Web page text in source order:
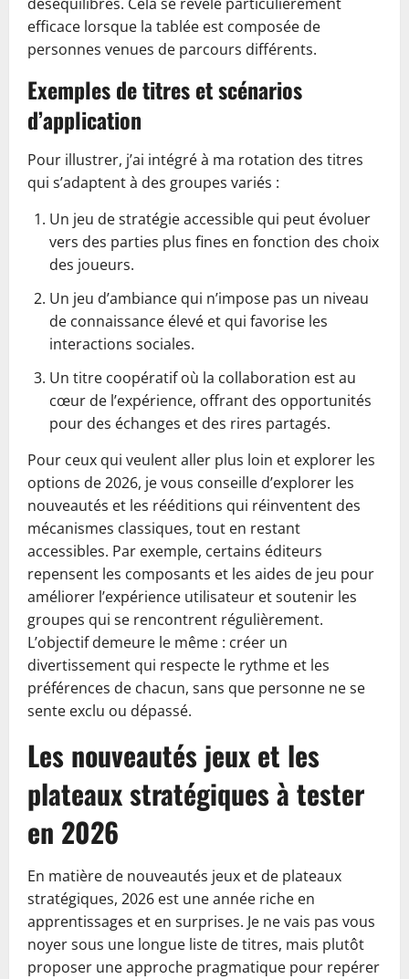
efficace lorsque la tablée est composée de
personnes venues de parcours différents.
Exemples de titres et scénarios
d’application
Pour illustrer, j’ai intégré à ma rotation des titres
qui s’adaptent à des groupes variés :
Un jeu de stratégie accessible qui peut évoluer
vers des parties plus fines en fonction des choix
des joueurs.
Un jeu d’ambiance qui n’impose pas un niveau
de connaissance élevé et qui favorise les
interactions sociales.
Un titre coopératif où la collaboration est au
cœur de l’expérience, offrant des opportunités
pour des échanges et des rires partagés.
Pour ceux qui veulent aller plus loin et explorer les
options de 2026, je vous conseille d’explorer les
nouveautés et les rééditions qui réinventent des
mécanismes classiques, tout en restant
accessibles. Par exemple, certains éditeurs
repensent les composants et les aides de jeu pour
améliorer l’expérience utilisateur et soutenir les
groupes qui se rencontrent régulièrement.
L’objectif demeure le même : créer un
divertissement qui respecte le rythme et les
préférences de chacun, sans que personne ne se
sente exclu ou dépassé.
Les nouveautés jeux et les
plateaux stratégiques à tester
en 2026
En matière de nouveautés jeux et de plateaux
stratégiques, 2026 est une année riche en
apprentissages et en surprises. Je ne vais pas vous
noyer sous une longue liste de titres, mais plutôt
proposer une approche pragmatique pour repérer